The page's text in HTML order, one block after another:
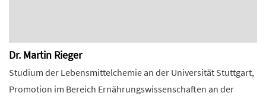
Dr. Martin Rieger
Studium der Lebensmittelchemie an der Universität Stuttgart,
Promotion im Bereich Ernährungswissenschaften an der